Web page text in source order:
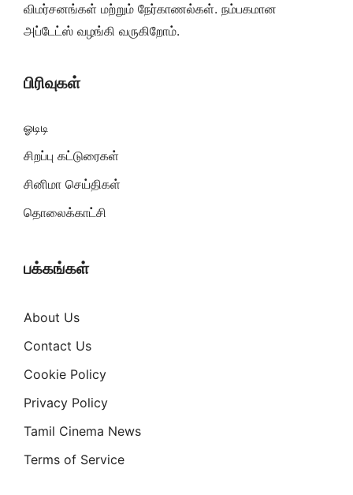
விமர்சனங்கள் மற்றும் நேர்காணல்கள். நம்பகமான
அப்டேட்ஸ் வழங்கி வருகிறோம்.
பிரிவுகள்
ஓடிடி
சிறப்பு கட்டுரைகள்
சினிமா செய்திகள்
தொலைக்காட்சி
பக்கங்கள்
About Us
Contact Us
Cookie Policy
Privacy Policy
Tamil Cinema News
Terms of Service